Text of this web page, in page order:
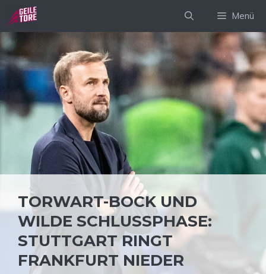
Zum
Inhalt
springen
Menü
TORWART-BOCK UND
WILDE SCHLUSSPHASE:
STUTTGART RINGT
FRANKFURT NIEDER